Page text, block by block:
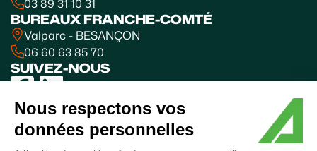
Nous respectons vos
données personnelles
03 89 31 10 31
BUREAUX FRANCHE-COMTÉ
Valparc - BESANÇON
06 60 63 85 70
SUIVEZ-NOUS
© 2025
Politique Accessibilité